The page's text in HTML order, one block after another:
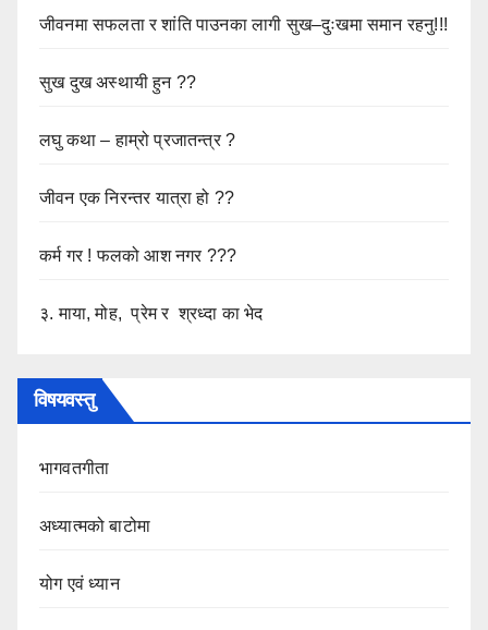
जीवनमा सफलता र शांति पाउनका लागी सुख–दुःखमा समान रहनु!!!
सुख दुख अस्थायी हुन ??
लघु कथा – हाम्रो प्रजातन्त्र ?
जीवन एक निरन्तर यात्रा हो ??
कर्म गर ! फलको आश नगर ???
३. माया, मोह, प्रेम र श्रध्दा का भेद
विषयवस्तु
भागवतगीता
अध्यात्मको बाटोमा
योग एवं ध्यान